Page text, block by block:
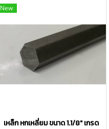
New
เหล็ก หกเหลี่ยม ขนาด 1.1/8" เกรด